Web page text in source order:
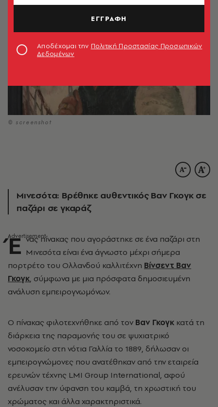
© screenshot
Μινεσότα: Βρέθηκε αυθεντικός Βαν Γκογκ σε
παζάρι σε γκαράζ
Έ νας πίνακας που αγοράστηκε σε ένα παζάρι στη
Μινεσότα είναι ένα άγνωστο μέχρι σήμερα
πορτρέτο του Ολλανδού καλλιτέχνη Βίνσεντ Βαν
Γκογκ, σύμφωνα με μια πρόσφατα δημοσιευμένη
ανάλυση εμπειρογνωμόνων.
Ο πίνακας φιλοτεχνήθηκε από τον Βαν Γκογκ κατά τη
διάρκεια της παραμονής του σε ψυχιατρικό
νοσοκομείο στη νότια Γαλλία το 1889, δήλωσαν οι
εμπειρογνώμονες που ανατέθηκαν από την εταιρεία
ερευνών τέχνης LMI Group International, αφού
ανέλυσαν την ύφανση του καμβά, τη χρωστική του
χρώματος και άλλα χαρακτηριστικά.
ΕΓΓΡΑΦΗ
Αποδέχομαι την Πολιτική Προστασίας Προσωπικών
Δεδομένων